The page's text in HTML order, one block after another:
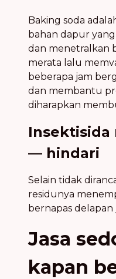
Baking soda
bahan dapur
dan menetralkan
merata lalu
beberapa jam
dan membantu
diharapkan
Insektisida
— hindari
Selain tidak
residunya
bernapas delapan
Jasa
kapan